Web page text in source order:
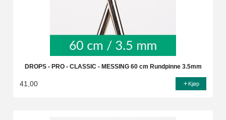
DROPS - PRO - CLASSIC - MESSING 60 cm Rundpinne 3.5mm
41,00 Kjøp